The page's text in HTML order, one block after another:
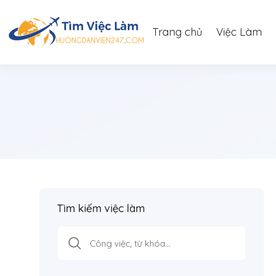
Trang chủ Việc Làm
Tìm kiếm việc làm